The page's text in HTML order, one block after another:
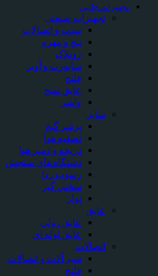
تجهیزات جانبی
تجهیزات صنعتی
بست و اتصالات
پیچ و مهره
روپلاک
ساپورت و آویز
فلنج
عایق سنج
واشر
سایر
پرشر گیج
تصفیه هوا
دریچه و دمپر هوا
دستگاه های سنجش
رسوب زدا
سختی گیر
نوار
عایق
عایق رولی
عایق لوله ای
اتصالات
شیر آلات و اتصالات
فلنج